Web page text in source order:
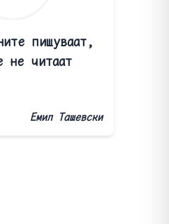
пишуваат,
не читаат
Емил Ташевски